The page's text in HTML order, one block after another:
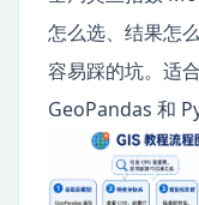
怎么选、结果怎
容易踩的坑。适
GeoPandas 和